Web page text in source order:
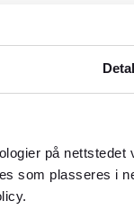
på
som plasseres i